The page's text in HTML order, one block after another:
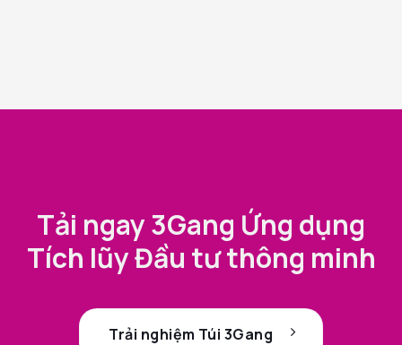
Tải ngay 3Gang Ứng dụng
Tích lũy Đầu tư thông minh
Trải nghiệm Túi 3Gang